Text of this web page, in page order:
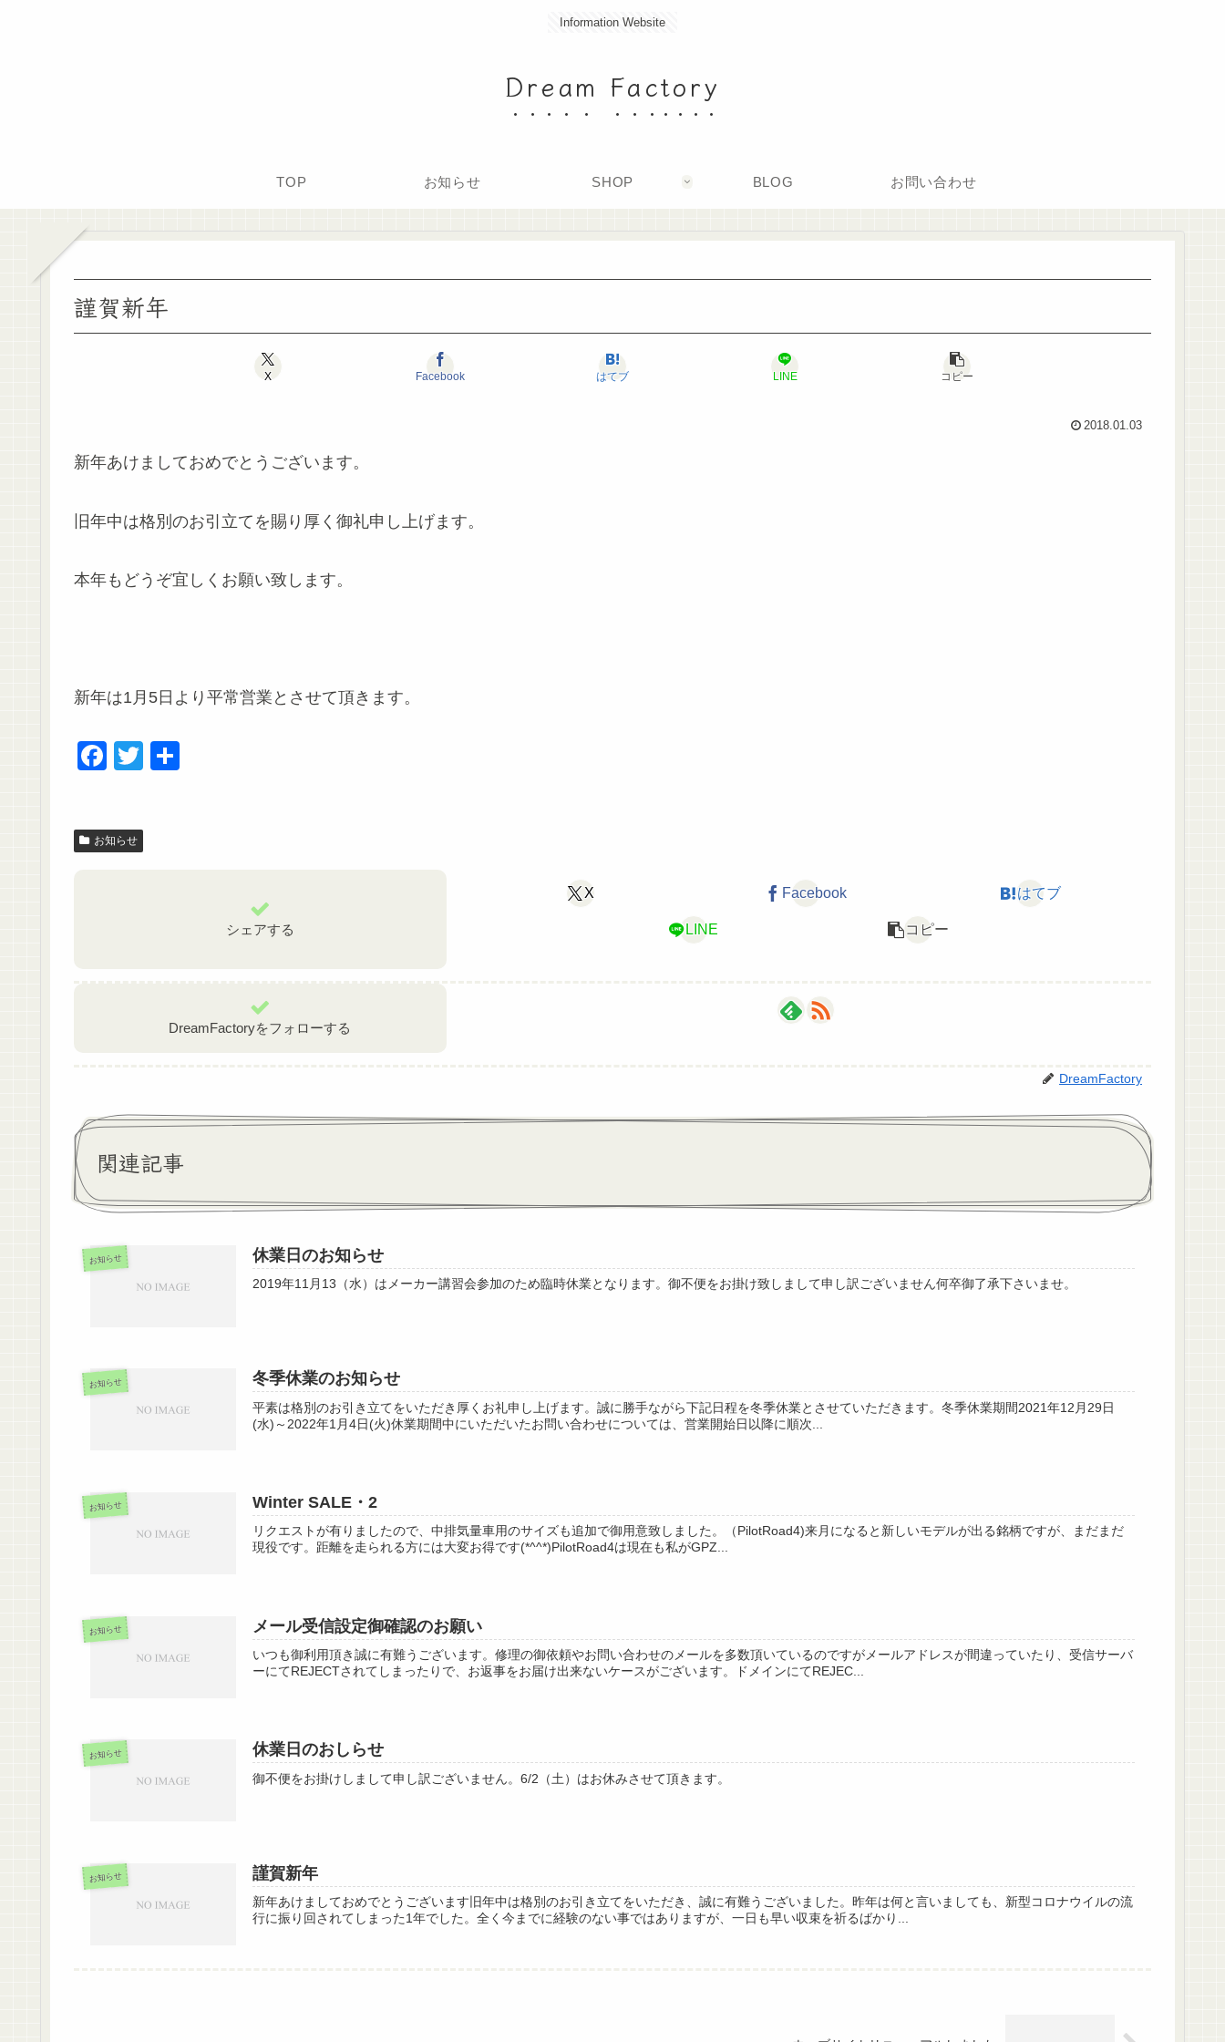
Information Website
Dream Factory
TOP お知らせ SHOP BLOG お問い合わせ
謹賀新年
X Facebook はてブ LINE コピー
2018.01.03
新年あけましておめでとうございます。
旧年中は格別のお引立てを賜り厚く御礼申し上げます。
本年もどうぞ宜しくお願い致します。
新年は1月5日より平常営業とさせて頂きます。
F
e
T
お知らせ
シェアする
X Facebook はてブ
LINE コピー
DreamFactoryをフォローする
DreamFactory
関連記事
お知らせ 休業日のお知らせ
2019年11月13（水）はメーカー講習会参加のため臨時休業となります。御不便をお掛け致しまして申し訳ございません何卒御了承下さいませ。
お知らせ 冬季休業のお知らせ
平素は格別のお引き立てをいただき厚くお礼申し上げます。誠に勝手ながら下記日程を冬季休業とさせていただきます。冬季休業期間2021年12月29日
(水)～2022年1月4日(火)休業期間中にいただいたお問い合わせについては、営業開始日以降に順次...
お知らせ Winter SALE・2
リクエストが有りましたので、中排気量車用のサイズも追加で御用意致しました。（PilotRoad4)来月になると新しいモデルが出る銘柄ですが、まだまだ
現役です。距離を走られる方には大変お得です(*^^*)PilotRoad4は現在も私がGPZ...
お知らせ メール受信設定御確認のお願い
いつも御利用頂き誠に有難うございます。修理の御依頼やお問い合わせのメールを多数頂いているのですがメールアドレスが間違っていたり、受信サーバ
ーにてREJECTされてしまったりで、お返事をお届け出来ないケースがございます。ドメインにてREJEC...
お知らせ 休業日のおしらせ
御不便をお掛けしまして申し訳ございません。6/2（土）はお休みさせて頂きます。
お知らせ 謹賀新年
新年あけましておめでとうございます旧年中は格別のお引き立てをいただき、誠に有難うございました。昨年は何と言いましても、新型コロナウイルの流
行に振り回されてしまった1年でした。全く今までに経験のない事ではありますが、一日も早い収束を祈るばかり...